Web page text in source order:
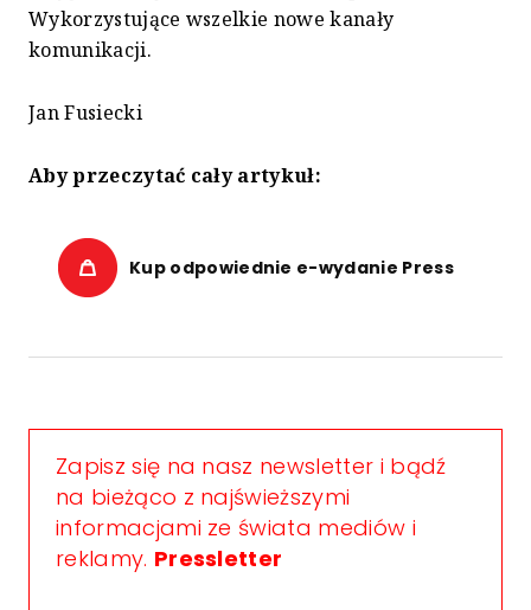
Wykorzystujące wszelkie nowe kanały
komunikacji.
Jan Fusiecki
Aby przeczytać cały artykuł:
Kup odpowiednie e-wydanie Press
Zapisz się na nasz newsletter i bądź
na bieżąco z najświeższymi
informacjami ze świata mediów i
reklamy. Pressletter